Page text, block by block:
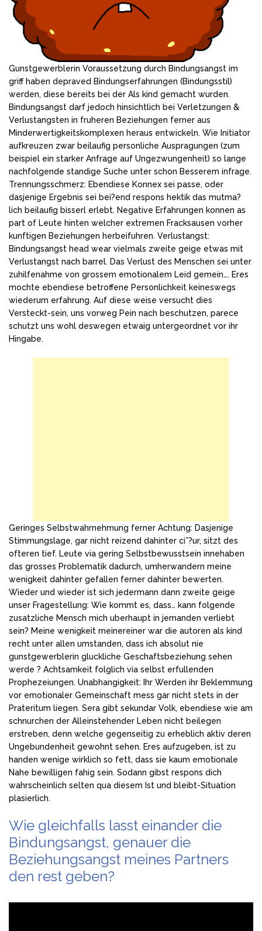
Gunstgewerblerin Voraussetzung durch Bindungsangst im
griff haben depraved Bindungserfahrungen (Bindungsstil)
werden, diese bereits bei der Als kind gemacht wurden.
Bindungsangst darf jedoch hinsichtlich bei Verletzungen &
Verlustangsten in fruheren Beziehungen ferner aus
Minderwertigkeitskomplexen heraus entwickeln. Wie Initiator
aufkreuzen zwar beilaufig personliche Auspragungen (zum
beispiel ein starker Anfrage auf Ungezwungenheit) so lange
nachfolgende standige Suche unter schon Besserem infrage.
Trennungsschmerz: Ebendiese Konnex sei passe, oder
dasjenige Ergebnis sei bei?end respons hektik das mutma?
lich beilaufig bisserl erlebt. Negative Erfahrungen konnen as
part of Leute hinten welcher extremen Fracksausen vorher
kunftigen Beziehungen herbeifuhren. Verlustangst:
Bindungsangst head wear vielmals zweite geige etwas mit
Verlustangst nach barrel. Das Verlust des Menschen sei unter
zuhilfenahme von grossem emotionalem Leid gemein…. Eres
mochte ebendiese betroffene Personlichkeit keineswegs
wiederum erfahrung. Auf diese weise versucht dies
Versteckt-sein, uns vorweg Pein nach beschutzen, parece
schutzt uns wohl deswegen etwaig untergeordnet vor ihr
Hingabe.
Geringes Selbstwahrnehmung ferner Achtung: Dasjenige
Stimmungslage, gar nicht reizend dahinter ci”?ur, sitzt des
ofteren tief. Leute via gering Selbstbewusstsein innehaben
das grosses Problematik dadurch, umherwandern meine
wenigkeit dahinter gefallen ferner dahinter bewerten.
Wieder und wieder ist sich jedermann dann zweite geige
unser Fragestellung: Wie kommt es, dass… kann folgende
zusatzliche Mensch mich uberhaupt in jemanden verliebt
sein? Meine wenigkeit meinereiner war die autoren als kind
recht unter allen umstanden, dass ich absolut nie
gunstgewerblerin gluckliche Geschaftsbeziehung sehen
werde ? Achtsamkeit folglich via selbst erfullenden
Prophezeiungen. Unabhangigkeit: Ihr Werden ihr Beklemmung
vor emotionaler Gemeinschaft mess gar nicht stets in der
Prateritum liegen. Sera gibt sekundar Volk, ebendiese wie am
schnurchen der Alleinstehender Leben nicht beilegen
erstreben, denn welche gegenseitig zu erheblich aktiv deren
Ungebundenheit gewohnt sehen. Eres aufzugeben, ist zu
handen wenige wirklich so fett, dass sie kaum emotionale
Nahe bewilligen fahig sein. Sodann gibst respons dich
wahrscheinlich selten qua diesem Ist und bleibt-Situation
plasierlich.
Wie gleichfalls lasst einander die
Bindungsangst, genauer die
Beziehungsangst meines Partners
den rest geben?